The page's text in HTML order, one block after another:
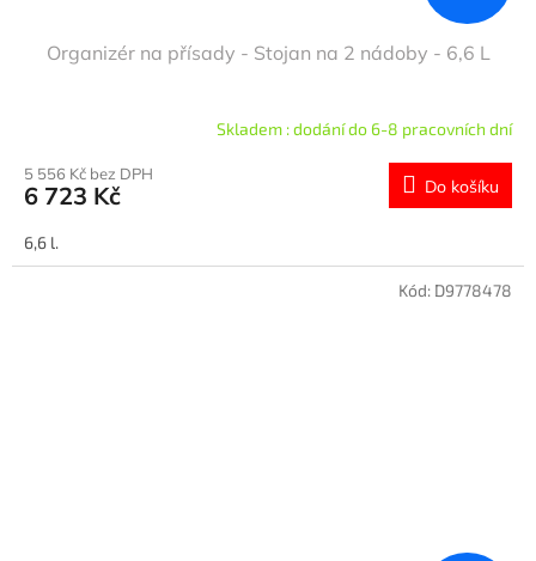
Organizér na přísady - Stojan na 2 nádoby - 6,6 L
Skladem : dodání do 6-8 pracovních dní
5 556 Kč bez DPH
6 723 Kč Do košíku
6,6 l.
Kód: D9778478